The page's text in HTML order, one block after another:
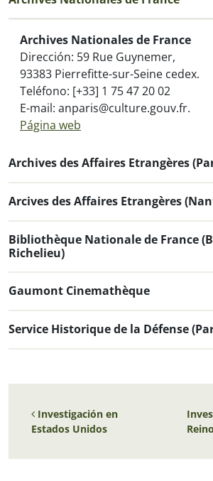
Archives Nationales de France
Dirección: 59 Rue Guynemer,
93383 Pierrefitte-sur-Seine cedex.
Teléfono: [+33] 1 75 47 20 02
E-mail: anparis@culture.gouv.fr.
Página web
Archives des Affaires Etrangères
Arcives des Affaires Etrangères
Bibliothèque Nationale de France
Richelieu)
Gaumont Cinemathèque
Service Historique de la Défense
Navegación de
Investigación en
Estados Unidos